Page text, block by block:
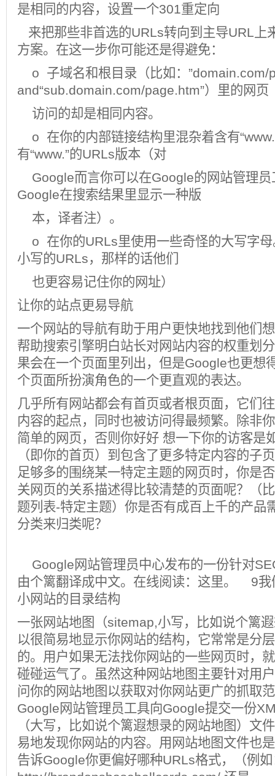
是相同的内容，设置一个301重定向
来把那些非首选的URLs转向到主导URL上
方案。在这一步你可能还是得避免：
o 子域名和根目录（比如：”domain.com/
and“sub.domain.com/page.htm”）里的网页
访问的却是相同内容。
o 在你的内部链接结构里混杂着含有
有“www.”的URLs版本（对
Google而言你可以在Google的网站管理员
Google在搜索结果里显示一种版
本，译者注）。
o 在你的URLs里使用一些奇怪的大写字母
小写的URLs，那样的话他们
也更容易记住你的网址）
让你的站点更易导航
一个网站的导航有助于用户更快地找到他们
帮助搜索引擎明白站长对网站内容的权重划
果会在一个页面里列出，但是Google也更想
个页面所扮演角色的一个更直观的表达。
几乎所有网站都会有首页或者根页面，它们
内容的起点，同时也被访问得最频繁。除非
简单的网页，否则你好好 想一下你的访客是
（即你的首页）到包含了更多特定内容的子
足够多的围绕某一特定主题的网页时，你是
关网页的关系描述得比较清楚的页面呢？（
题列表-特定主题）你是否有成百上千的产品
分类来归类呢？
Google网站管理员中心发布的一份针对
由个篱翻译成中文。在线阅读：这里。 9我
小网站的目录结构
一张网站地图（sitemap,小写，比如说个篱
以很简易地显示你网站的结构，它常常是分
的。用户如果无法找你网站的一些网页时，
碰碰运气了。虽然这种网站地图主要针对用
问你的网站地图以获取对你网站更广的抓取
Google网站管理员工具向Google提交一份
（大写，比如说个篱遐想录的网站地图）文
易地发现你网站的内容。用网站地图文件也
告诉Google你更偏好哪种URLs格式，（例